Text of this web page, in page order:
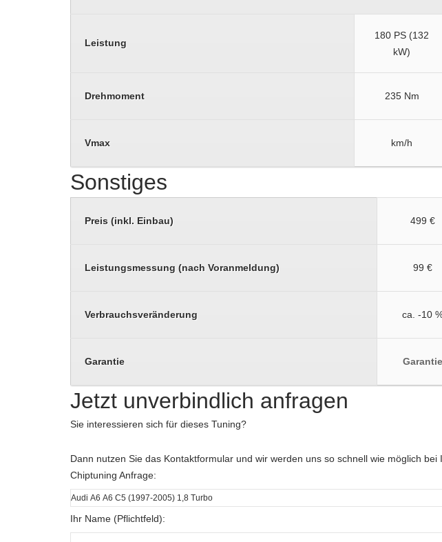
Leistung
180 PS (132
kW)
Drehmoment 235 Nm
Vmax km/h
Sonstiges
Preis (inkl. Einbau) 499 €
Leistungsmessung (nach Voranmeldung) 99 €
Verbrauchsveränderung ca. -10
Garantie Garantie
Jetzt unverbindlich anfragen
Sie interessieren sich für dieses Tuning?
Dann nutzen Sie das Kontaktformular und wir werden uns so schnell wie möglich bei
Chiptuning Anfrage:
Ihr Name (Pflichtfeld):